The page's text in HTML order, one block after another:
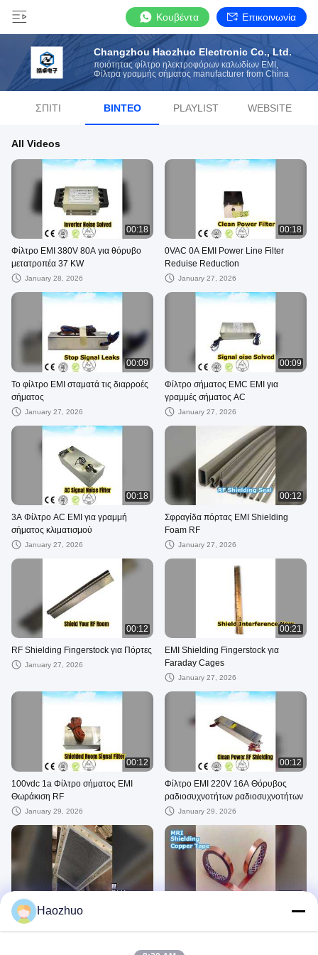
Κουβέντα Επικοινωνία
Changzhou Haozhuo Electronic Co., Ltd.
ποιότητας φίλτρο ηλεκτροφόρων καλωδίων EMI,
Φίλτρα γραμμής σήματος manufacturer from China
ΣΠΊΤΙ ΒΊΝΤΕΟ PLAYLIST WEBSITE
All Videos
00:18
Φίλτρο EMI 380V 80A για θόρυβο
μετατροπέα 37 KW
January 28, 2026
00:18
0VAC 0A EMI Power Line Filter
Reduise Reduction
January 27, 2026
00:09
Το φίλτρο EMI σταματά τις διαρροές
σήματος
January 27, 2026
00:09
Φίλτρο σήματος EMC EMI για
γραμμές σήματος AC
January 27, 2026
00:18
3A Φίλτρο AC EMI για γραμμή
σήματος κλιματισμού
January 27, 2026
00:12
Σφραγίδα πόρτας EMI Shielding
Foam RF
January 27, 2026
00:12
RF Shielding Fingerstock για Πόρτες
January 27, 2026
00:21
EMI Shielding Fingerstock για
Faraday Cages
January 27, 2026
00:12
100vdc 1a Φίλτρο σήματος EMI
Θωράκιση RF
January 29, 2026
00:12
Φίλτρο EMI 220V 16A Θόρυβος
ραδιοσυχνοτήτων ραδιοσυχνοτήτων
January 29, 2026
Ατσάλινη κυψελοειδής εξαερισμός
RF θωράκιση 4,8 χλστ
December 29, 2025
Haozhuo